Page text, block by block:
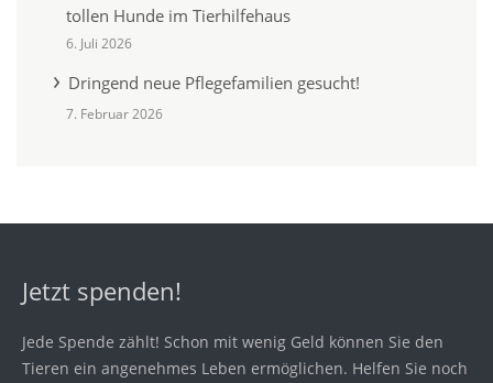
tollen Hunde im Tierhilfehaus
6. Juli 2026
Dringend neue Pflegefamilien gesucht!
7. Februar 2026
Jetzt spenden!
Jede Spende zählt! Schon mit wenig Geld können Sie den
Tieren ein angenehmes Leben ermöglichen. Helfen Sie noch